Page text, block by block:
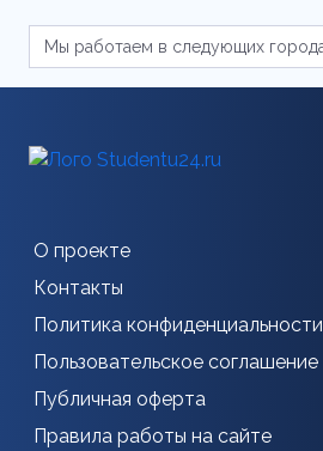
О проекте
Контакты
Политика конфиденциальности
Пользовательское соглашение
Публичная оферта
Правила работы на сайте